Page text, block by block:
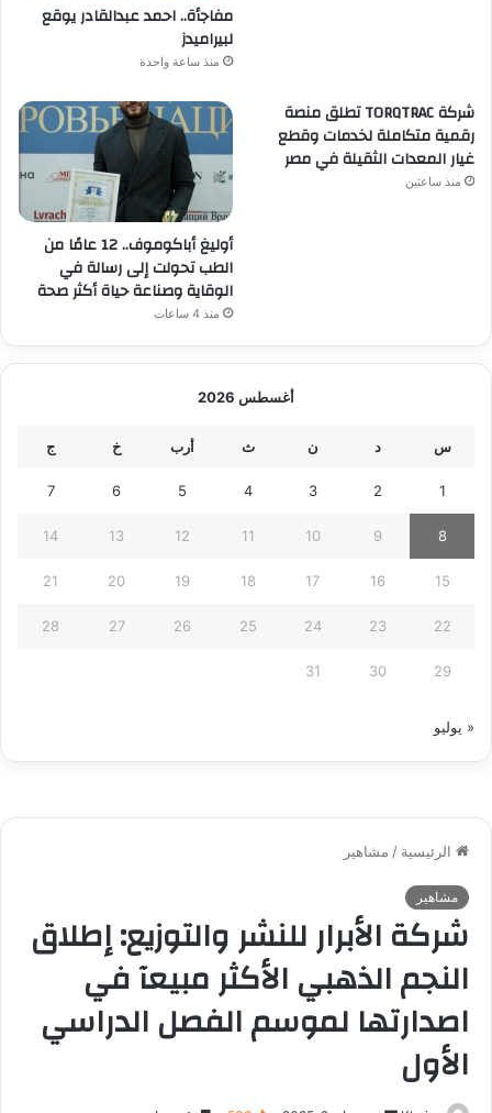
مفاجأة.. احمد عبدالقادر يوقع
لبيراميدز
منذ ساعة واحدة
شركة TORQTRAC تطلق منصة
رقمية متكاملة لخدمات وقطع
غيار المعدات الثقيلة في مصر
منذ ساعتين
أوليغ أباكوموف.. 12 عامًا من
الطب تحولت إلى رسالة في
الوقاية وصناعة حياة أكثر صحة
منذ 4 ساعات
أغسطس 2026
س د ن ث أرب خ ج
1
2
3
4
5
6
7
8
9
10
11
12
13
14
15
16
17
18
19
20
21
22
23
24
25
26
27
28
29
30
31
« يوليو